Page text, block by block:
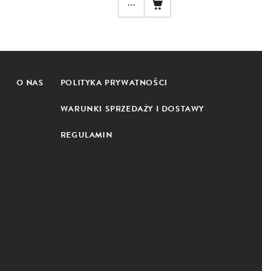
O NAS POLITYKA PRYWATNOŚCI
WARUNKI SPRZEDAŻY I DOSTAWY
REGULAMIN